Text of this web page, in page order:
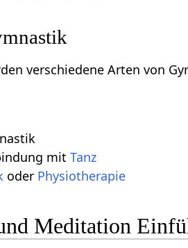
verschiedene Arten von
mitTanz
oder Physiotherapie
Meditation